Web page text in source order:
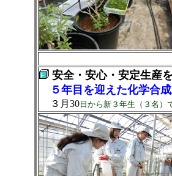
安全・安心・安定生産
５年目を迎えた化学合
３月30 日から新３年生（３名）